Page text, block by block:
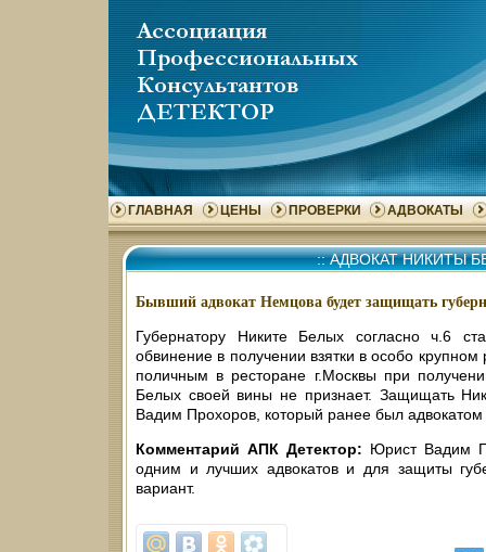
ГЛАВНАЯ ЦЕНЫ ПРОВЕРКИ АДВОКАТЫ
::АДВОКАТ НИКИТЫ
Бывший адвокат Немцова будет защищать
Губернатору Никите Белых согласно ч.6
обвинение в получении взятки в особо
поличным в ресторане г.Москвы при
Белых своей вины не признает. Защищать
Вадим Прохоров, который ранее был
Комментарий АПК Детектор: Юрист Вадим
одним и лучших адвокатов и для защиты
вариант.